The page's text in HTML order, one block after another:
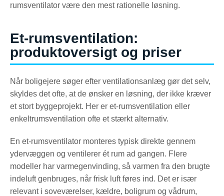
rumsventilator være den mest rationelle løsning.
Et-rumsventilation:
produktoversigt og priser
Når boligejere søger efter ventilationsanlæg gør det selv,
skyldes det ofte, at de ønsker en løsning, der ikke kræver
et stort byggeprojekt. Her er et-rumsventilation eller
enkeltrumsventilation ofte et stærkt alternativ.
En et-rumsventilator monteres typisk direkte gennem
ydervæggen og ventilerer ét rum ad gangen. Flere
modeller har varmegenvinding, så varmen fra den brugte
indeluft genbruges, når frisk luft føres ind. Det er især
relevant i soveværelser, kældre, boligrum og vådrum,